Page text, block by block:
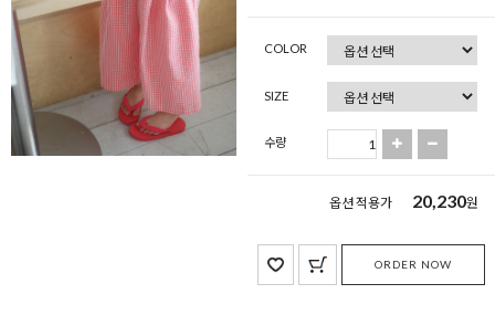
COLOR
SIZE
수량
옵션 적용가 20,230원
ORDER NOW